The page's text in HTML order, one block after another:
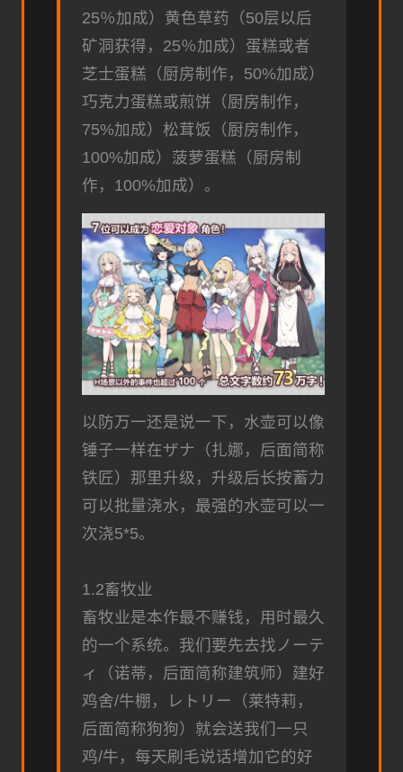
25％加成）黄色草药（50层以后
矿洞获得，25％加成）蛋糕或者
芝士蛋糕（厨房制作，50%加成）
巧克力蛋糕或煎饼（厨房制作，
75%加成）松茸饭（厨房制作，
100%加成）菠萝蛋糕（厨房制
作，100%加成）。
以防万一还是说一下，水壶可以像
锤子一样在ザナ（扎娜，后面简称
铁匠）那里升级，升级后长按蓄力
可以批量浇水，最强的水壶可以一
次浇5*5。
1.2畜牧业
畜牧业是本作最不赚钱，用时最久
的一个系统。我们要先去找ノーテ
ィ（诺蒂，后面简称建筑师）建好
鸡舍/牛棚，レトリー（莱特莉，
后面简称狗狗）就会送我们一只
鸡/牛，每天刷毛说话增加它的好